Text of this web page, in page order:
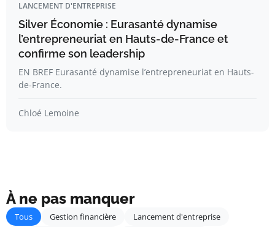
LANCEMENT D'ENTREPRISE
Silver Économie : Eurasanté dynamise
l’entrepreneuriat en Hauts-de-France et
confirme son leadership
EN BREF Eurasanté dynamise l’entrepreneuriat en Hauts-
de-France.
Chloé Lemoine
À ne pas manquer
Tous Gestion financière
Lancement d'entreprise